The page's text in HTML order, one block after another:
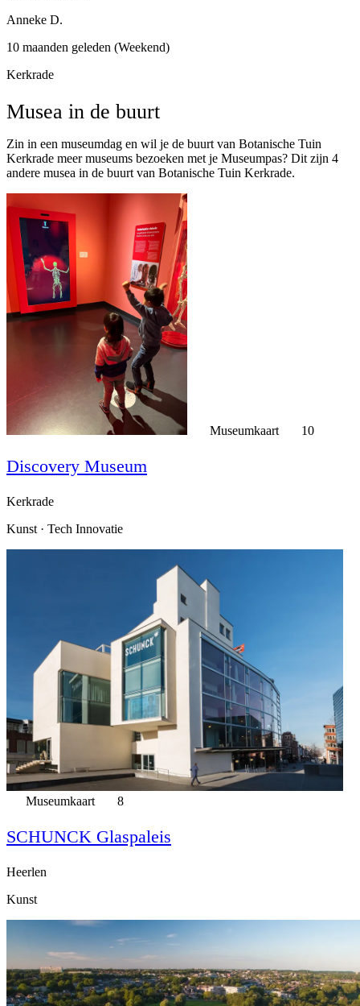
Anneke D.
10 maanden geleden (Weekend)
Kerkrade
Musea in de buurt
Zin in een museumdag en wil je de buurt van Botanische Tuin
Kerkrade meer museums bezoeken met je Museumpas? Dit zijn 4
andere musea in de buurt van Botanische Tuin Kerkrade.
Museumkaart 10
Discovery Museum
Kerkrade
Kunst · Tech Innovatie
Museumkaart 8
SCHUNCK Glaspaleis
Heerlen
Kunst